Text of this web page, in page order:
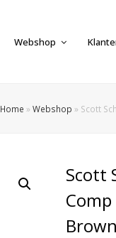
Webshop
Home » Webshop » Scott
Scott